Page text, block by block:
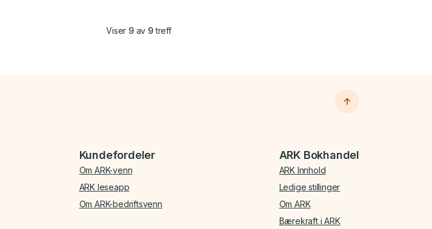
Viser 9av 9treff
Kundefordeler
Om ARK-venn
ARK leseapp
Om ARK-bedriftsvenn
ARK Bokhandel
ARK Innhold
Ledige stillinger
Om ARK
Bærekraft i ARK